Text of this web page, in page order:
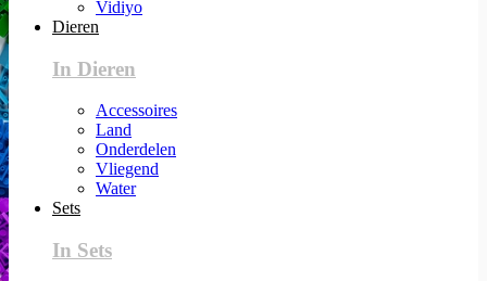
Vidiyo
Dieren
In Dieren
Accessoires
Land
Onderdelen
Vliegend
Water
Sets
In Sets